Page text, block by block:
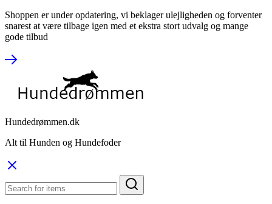
Shoppen er under opdatering, vi beklager ulejligheden og forventer
snarest at være tilbage igen med et ekstra stort udvalg og mange
gode tilbud
Hundedrømmen.dk
Alt til Hunden og Hundefoder